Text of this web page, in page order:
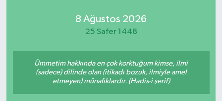
8 Ağustos 2026
25 Safer 1448
Ümmetim hakkında en çok korktuğum kimse, ilmi
(sadece) dilinde olan (itikadı bozuk, ilmiyle amel
etmeyen) münafıklardır. (Hadis-i şerif)